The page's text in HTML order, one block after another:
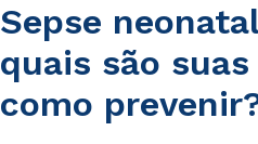
Sepse
quais são
como